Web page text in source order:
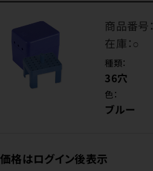
商品番号：
在庫：○
種類：
36穴
色：
ブルー
価格はログイン後表示